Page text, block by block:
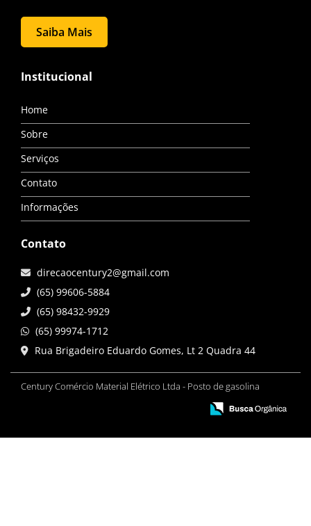
Saiba Mais
Institucional
Home
Sobre
Serviços
Contato
Informações
Contato
direcaocentury2@gmail.com
(65) 99606-5884
(65) 98432-9929
(65) 99974-1712
Rua Brigadeiro Eduardo Gomes, Lt 2 Quadra 44
Century Comércio Material Elétrico Ltda - Posto de gasolina